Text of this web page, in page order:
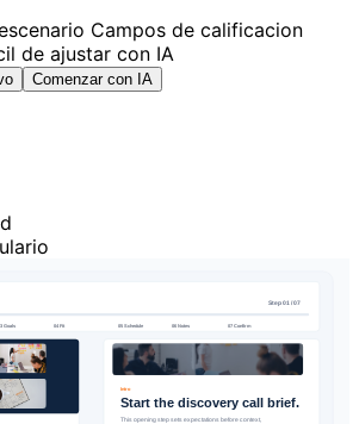
Campos de calificacion
de ajustar con IA
Comenzar con IA